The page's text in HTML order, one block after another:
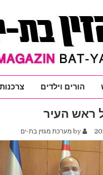
הורים וילדים צרכנות
ראש העיר
מערכת מגזין בת-ים